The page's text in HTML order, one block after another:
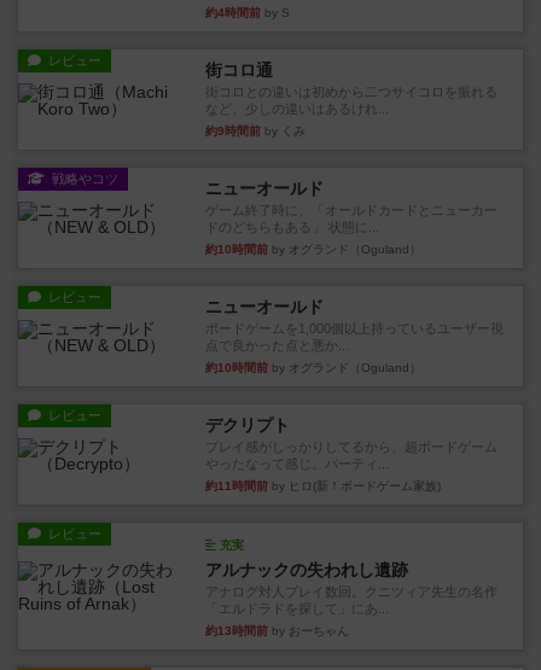
約4時間前 by S
レビュー 街コロ通
街コロとの違いは初めから二つサイコロを振れる
など、少しの違いはあるけれ...
約9時間前 by くみ
戦略やコツ ニューオールド
ゲーム終了時に、「オールドカードとニューカー
ドのどちらもある」 状態に...
約10時間前 by オグランド（Oguland）
レビュー ニューオールド
ボードゲームを1,000個以上持っているユーザー視
点で良かった点と悪か...
約10時間前 by オグランド（Oguland）
レビュー デクリプト
プレイ感がしっかりしてるから、超ボードゲーム
やったなって感じ。パーティ...
約11時間前 by ヒロ(新！ボードゲーム家族)
レビュー
充実
アルナックの失われし遺跡
アナログ対人プレイ数回。クニツィア先生の名作
「エルドラドを探して」にあ...
約13時間前 by おーちゃん